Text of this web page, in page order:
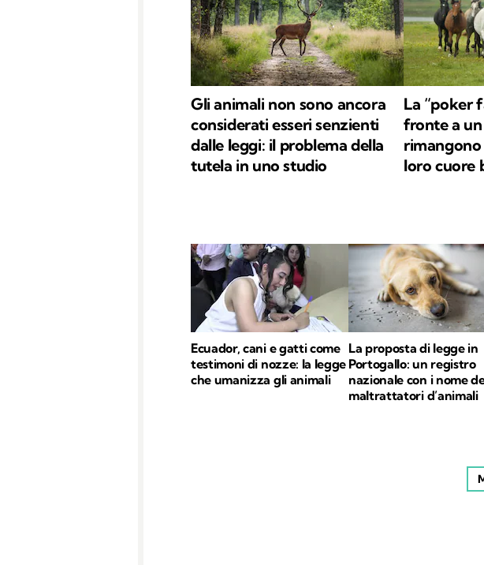
Gli animali non sono ancora
considerati esseri senzienti
dalle leggi: il problema della
tutela in uno studio
La “poker
fronte a
rimangono
loro cuore
Ecuador, cani e gatti come
testimoni di nozze: la legge
che umanizza gli animali
La proposta di legge in
Portogallo: un registro
nazionale con i nome
maltrattatori d’animali